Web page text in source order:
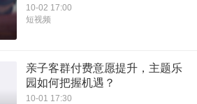
10-02 17:00
短视频
亲子客群付费意愿提升，主题乐
园如何把握机遇？
10-01 17:30